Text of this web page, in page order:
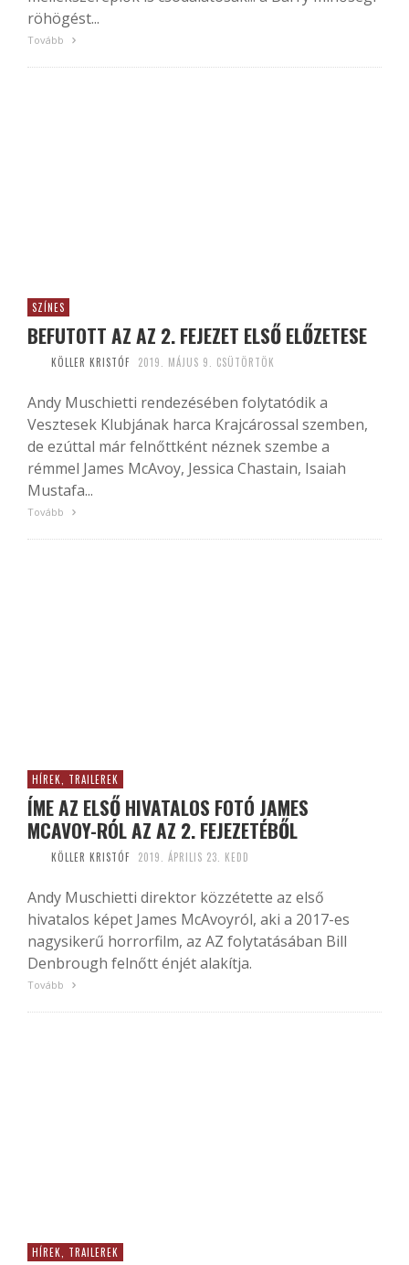
röhögést...
Tovább
SZÍNES
BEFUTOTT AZ AZ 2. FEJEZET ELSŐ ELŐZETESE
KÖLLER KRISTÓF 2019. MÁJUS 9. CSÜTÖRTÖK
Andy Muschietti rendezésében folytatódik a
Vesztesek Klubjának harca Krajcárossal szemben,
de ezúttal már felnőttként néznek szembe a
rémmel James McAvoy, Jessica Chastain, Isaiah
Mustafa...
Tovább
HÍREK, TRAILEREK
ÍME AZ ELSŐ HIVATALOS FOTÓ JAMES
MCAVOY-RÓL AZ AZ 2. FEJEZETÉBŐL
KÖLLER KRISTÓF 2019. ÁPRILIS 23. KEDD
Andy Muschietti direktor közzétette az első
hivatalos képet James McAvoyról, aki a 2017-es
nagysikerű horrorfilm, az AZ folytatásában Bill
Denbrough felnőtt énjét alakítja.
Tovább
HÍREK, TRAILEREK